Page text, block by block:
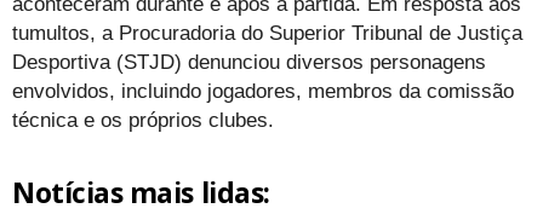
aconteceram durante e após a partida. Em resposta aos
tumultos, a Procuradoria do Superior Tribunal de Justiça
Desportiva (STJD) denunciou diversos personagens
envolvidos, incluindo jogadores, membros da comissão
técnica e os próprios clubes.
Notícias mais lidas: